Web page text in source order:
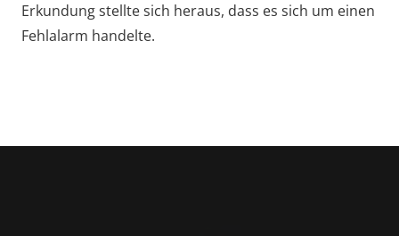
Erkundung stellte sich heraus, dass es sich um einen
Fehlalarm handelte.